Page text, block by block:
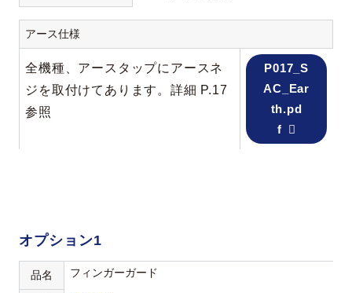
アース仕様
全機種、アースタップにアースネ
ジを取付けてあります。詳細 P.17
参照
P017_S
AC_Ear
th.pd
f
オプション1
品名 フィンガーガード